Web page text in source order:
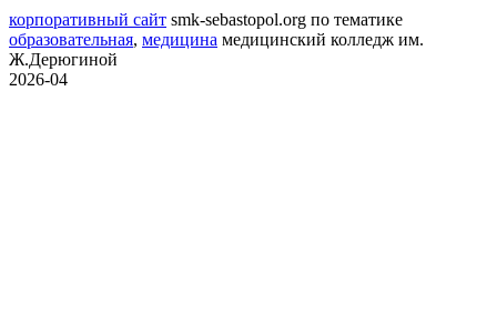
корпоративный сайт smk-sebastopol.org по тематике
образовательная, медицина медицинский колледж им.
Ж.Дерюгиной
2026-04